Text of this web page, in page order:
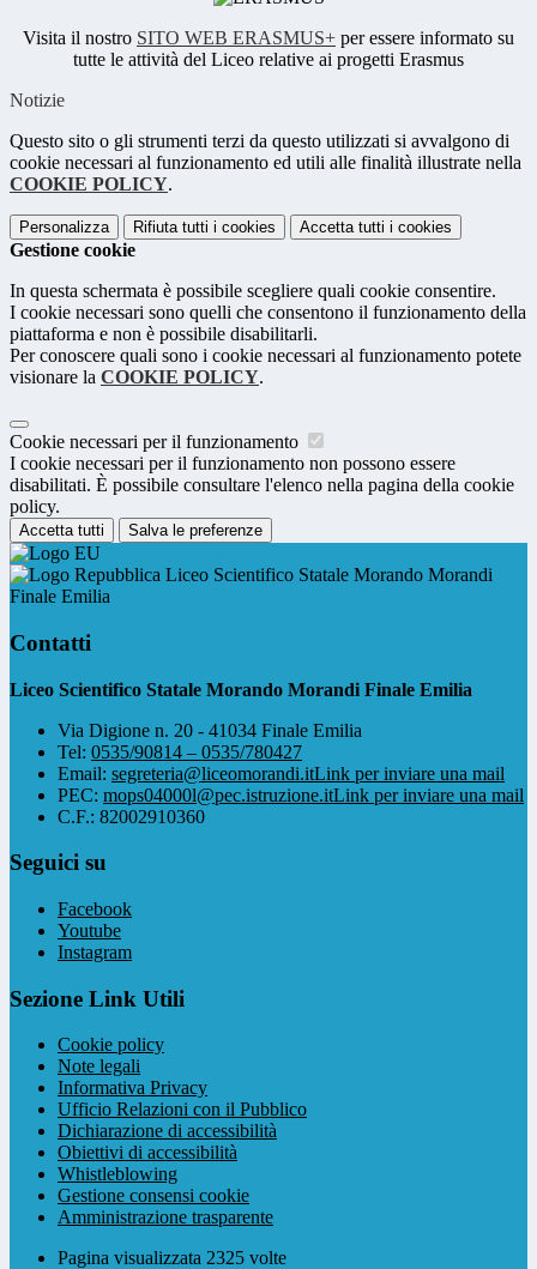
Visita il nostro SITO WEB ERASMUS+ per essere informato su
tutte le attività del Liceo relative ai progetti Erasmus
Notizie
Questo sito o gli strumenti terzi da questo utilizzati si avvalgono di
cookie necessari al funzionamento ed utili alle finalità illustrate nella
COOKIE POLICY.
Personalizza Rifiuta tutti i cookies Accetta tutti i cookies
Gestione cookie
In questa schermata è possibile scegliere quali cookie consentire.
I cookie necessari sono quelli che consentono il funzionamento della
piattaforma e non è possibile disabilitarli.
Per conoscere quali sono i cookie necessari al funzionamento potete
visionare la COOKIE POLICY.
Cookie necessari per il funzionamento
I cookie necessari per il funzionamento non possono essere
disabilitati. È possibile consultare l'elenco nella pagina della cookie
policy.
Accetta tutti Salva le preferenze
Liceo Scientifico Statale Morando Morandi
Finale Emilia
Contatti
Liceo Scientifico Statale Morando Morandi Finale Emilia
Via Digione n. 20 - 41034 Finale Emilia
Tel: 0535/90814 – 0535/780427
Email: segreteria@liceomorandi.itLink per inviare una mail
PEC: mops04000l@pec.istruzione.itLink per inviare una mail
C.F.: 82002910360
Seguici su
Facebook
Youtube
Instagram
Sezione Link Utili
Cookie policy
Note legali
Informativa Privacy
Ufficio Relazioni con il Pubblico
Dichiarazione di accessibilità
Obiettivi di accessibilità
Whistleblowing
Gestione consensi cookie
Amministrazione trasparente
Pagina visualizzata 2325 volte